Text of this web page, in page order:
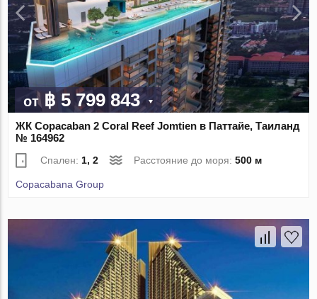
от฿ 5 799 843
ЖК Copacaban 2 Coral Reef Jomtien в Паттайе, Таиланд
№ 164962
Спален: 1, 2 Расстояние до моря:500 м
Copacabana Group